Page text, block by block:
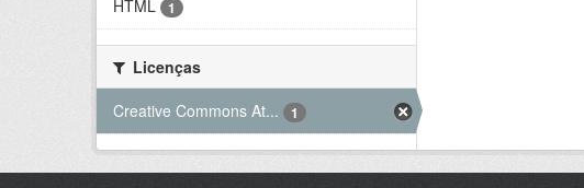
HTML
1
Licenças
Creative Commons At...
1